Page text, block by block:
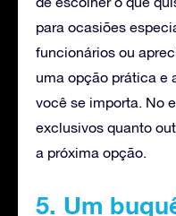
para ocasiões
funcionários ou
uma opção prática e
você se importa. No
exclusivos quanto
a próxima opção.
5. Um